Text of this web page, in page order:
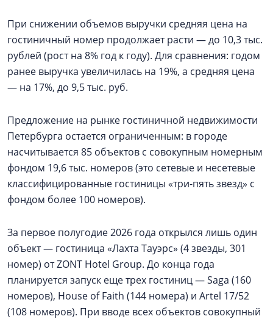
При снижении объемов выручки средняя цена на
гостиничный номер продолжает расти — до 10,3 тыс.
рублей (рост на 8% год к году). Для сравнения: годом
ранее выручка увеличилась на 19%, а средняя цена
— на 17%, до 9,5 тыс. руб.
Предложение на рынке гостиничной недвижимости
Петербурга остается ограниченным: в городе
насчитывается 85 объектов с совокупным номерным
фондом 19,6 тыс. номеров (это сетевые и несетевые
классифицированные гостиницы «три-пять звезд» с
фондом более 100 номеров).
За первое полугодие 2026 года открылся лишь один
объект — гостиница «Лахта Тауэрс» (4 звезды, 301
номер) от ZONT Hotel Group. До конца года
планируется запуск еще трех гостиниц — Saga (160
номеров), House of Faith (144 номера) и Artel 17/52
(108 номеров). При вводе всех объектов совокупный